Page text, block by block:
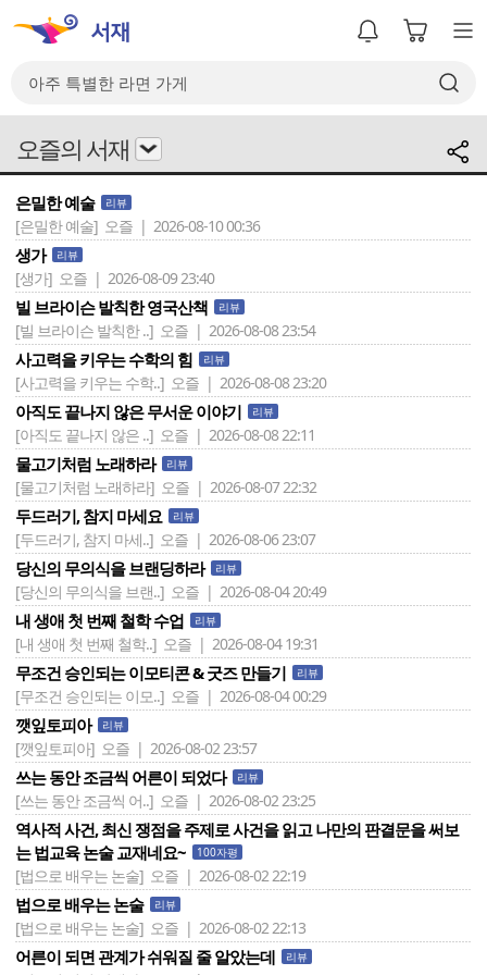
오즐의 서재
은밀한 예술 리뷰
[은밀한 예술] 오즐 | 2026-08-10 00:36
생가 리뷰
[생가] 오즐 | 2026-08-09 23:40
빌 브라이슨 발칙한 영국산책 리뷰
[빌 브라이슨 발칙한 ..] 오즐 | 2026-08-08 23:54
사고력을 키우는 수학의 힘 리뷰
[사고력을 키우는 수학..] 오즐 | 2026-08-08 23:20
아직도 끝나지 않은 무서운 이야기 리뷰
[아직도 끝나지 않은 ..] 오즐 | 2026-08-08 22:11
물고기처럼 노래하라 리뷰
[물고기처럼 노래하라] 오즐 | 2026-08-07 22:32
두드러기, 참지 마세요 리뷰
[두드러기, 참지 마세..] 오즐 | 2026-08-06 23:07
당신의 무의식을 브랜딩하라 리뷰
[당신의 무의식을 브랜..] 오즐 | 2026-08-04 20:49
내 생애 첫 번째 철학 수업 리뷰
[내 생애 첫 번째 철학..] 오즐 | 2026-08-04 19:31
무조건 승인되는 이모티콘 & 굿즈 만들기 리뷰
[무조건 승인되는 이모..] 오즐 | 2026-08-04 00:29
깻잎토피아 리뷰
[깻잎토피아] 오즐 | 2026-08-02 23:57
쓰는 동안 조금씩 어른이 되었다 리뷰
[쓰는 동안 조금씩 어..] 오즐 | 2026-08-02 23:25
역사적 사건, 최신 쟁점을 주제로 사건을 읽고 나만의 판결문을 써보
는 법교육 논술 교재네요~
100자평
[법으로 배우는 논술] 오즐 | 2026-08-02 22:19
법으로 배우는 논술 리뷰
[법으로 배우는 논술] 오즐 | 2026-08-02 22:13
어른이 되면 관계가 쉬워질 줄 알았는데 리뷰